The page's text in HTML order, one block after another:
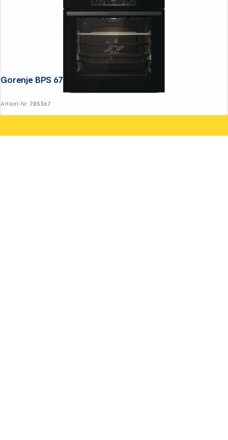
Gorenje BPS 6737 E14BG
Artikel-Nr.:785367
Copyright © 2001 - 2026 DGH - Alle Rechte vorbehalten.